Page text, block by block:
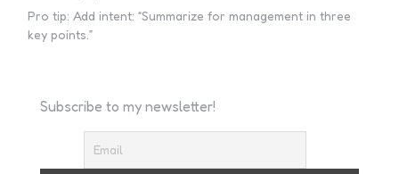
Pro tip: Add intent: “Summarize for management in three
key points.”
Subscribe to my newsletter!